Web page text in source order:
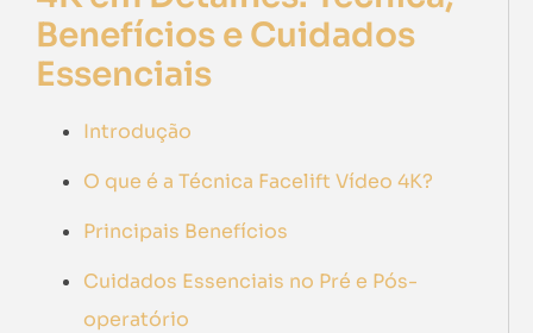
Benefícios e Cuidados
Essenciais
Introdução
O que é a Técnica Facelift Vídeo 4K?
Principais Benefícios
Cuidados Essenciais no Pré e Pós-
operatório